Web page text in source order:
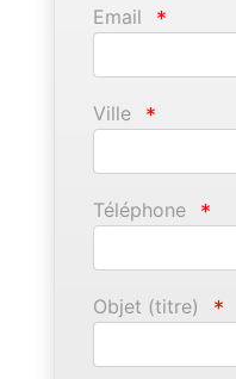
Email *
Ville *
Téléphone *
Objet (titre) *